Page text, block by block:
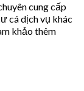
cung cấp
cá dịch vụ khác
khảo thêm